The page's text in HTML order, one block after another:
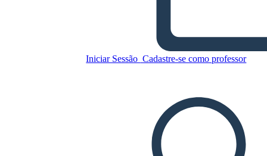
Iniciar Sessão Cadastre-se como professor
Copie este storyboard
REPRODUZIR APRESENTAÇÃO DE SLIDES
LEIA PRA MIM